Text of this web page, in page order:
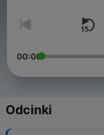
00:00
Odcinki